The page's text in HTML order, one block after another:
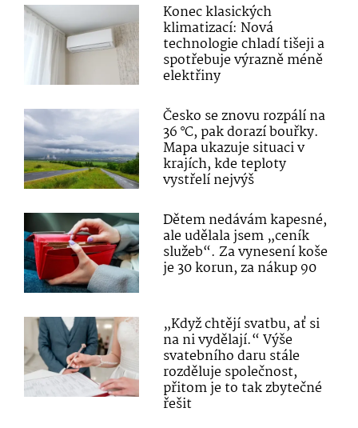
Konec klasických
klimatizací: Nová
technologie chladí tišeji a
spotřebuje výrazně méně
elektřiny
Česko se znovu rozpálí na
36 °C, pak dorazí bouřky.
Mapa ukazuje situaci v
krajích, kde teploty
vystřelí nejvýš
Dětem nedávám kapesné,
ale udělala jsem „ceník
služeb“. Za vynesení koše
je 30 korun, za nákup 90
„Když chtějí svatbu, ať si
na ni vydělají.“ Výše
svatebního daru stále
rozděluje společnost,
přitom je to tak zbytečné
řešit